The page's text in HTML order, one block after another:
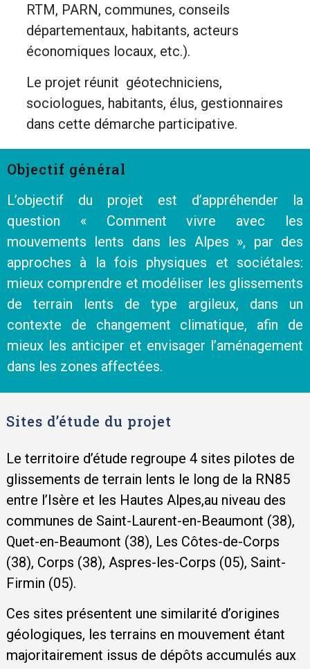
RTM, PARN, communes, conseils
départementaux, habitants, acteurs
économiques locaux, etc.).
Le projet réunit géotechniciens,
sociologues, habitants, élus, gestionnaires
dans cette démarche participative.
Objectif général
L’objectif du projet est d’appréhender la
question « Comment vivre avec les
mouvements lents dans les Alpes », par des
approches à la fois physiques et sociétales:
mieux comprendre et modéliser les glissements
de terrain lents de type argileux, dans un
contexte de changement climatique, afin de
mieux les anticiper et envisager l’aménagement
dans les zones affectées.
Sites d’étude du projet
Le territoire d’étude regroupe 4 sites pilotes de
glissements de terrain lents le long de la RN85
entre l’Isère et les Hautes Alpes,au niveau des
communes de Saint-Laurent-en-Beaumont (38),
Quet-en-Beaumont (38), Les Côtes-de-Corps
(38), Corps (38), Aspres-les-Corps (05), Saint-
Firmin (05).
Ces sites présentent une similarité d’origines
géologiques, les terrains en mouvement étant
majoritairement issus de dépôts accumulés aux